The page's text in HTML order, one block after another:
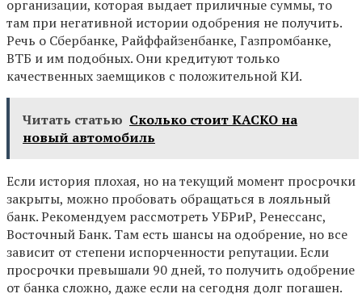
организации, которая выдает приличные суммы, то
там при негативной истории одобрения не получить.
Речь о Сбербанке, Райффайзенбанке, Газпромбанке,
ВТБ и им подобных. Они кредитуют только
качественных заемщиков с положительной КИ.
Читать статью Сколько стоит КАСКО на
новый автомобиль
Если история плохая, но на текущий момент просрочки
закрыты, можно пробовать обращаться в лояльный
банк. Рекомендуем рассмотреть УБРиР, Ренессанс,
Восточный Банк. Там есть шансы на одобрение, но все
зависит от степени испорченности репутации. Если
просрочки превышали 90 дней, то получить одобрение
от банка сложно, даже если на сегодня долг погашен.